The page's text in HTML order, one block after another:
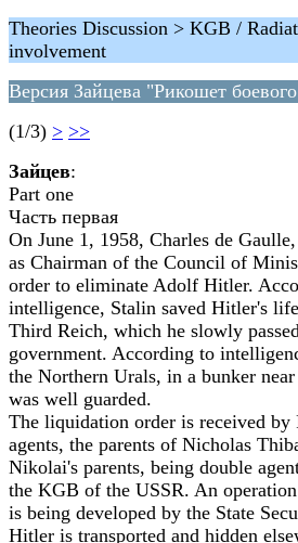
Theories Discussion > KGB /
involvement
Версия Зайцева "Рикошет
(1/3) > >>
Зайцев:
Part one
Часть первая
On June 1, 1958, Charles de
as Chairman of the Council of
order to eliminate Adolf Hitler.
intelligence, Stalin saved Hitler's
Third Reich, which he slowly
government. According to
the Northern Urals, in a bunker
was well guarded.
The liquidation order is received by
agents, the parents of Nicholas
Nikolai's parents, being double
the KGB of the USSR. An
is being developed by the State
Hitler is transported and hidden